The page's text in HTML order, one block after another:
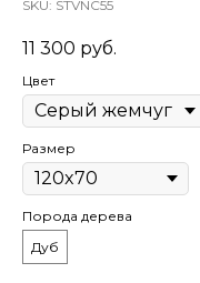
SKU: STVNC55
11 300 руб.
Цвет
Размер
Порода дерева
Дуб